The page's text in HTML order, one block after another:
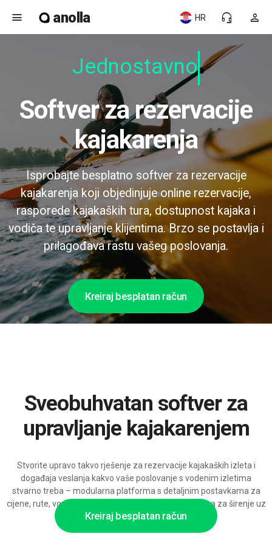
menu anolla person
headset_mic
HR
Jednostavno
Softver za rezervacije
kajakarenja
Isprobajte besplatno softver za rezervacije
kajakarenja koji objedinjuje online rezervacije,
rasporede kajakaških tura, dostupnost kajaka i
vodiča te upravljanje klijentima. Brzo se postavlja i
prilagođava rastu vašeg poslovanja.
Kreiraj besplatan račun
Kreiraj besplatan račun
Sveobuhvatan softver za
upravljanje kajakarenjem
Stvorite upravo takvo rješenje za rezervacije kajakaških izleta i
događaja veslanja kakvo vaše poslovanje s vodenim izletima
stvarno treba – modularna platforma s detaljnim postavkama za
cijene, rute, vodiče i opremu te integracijama, spremna za širenje uz
AI-podršku.